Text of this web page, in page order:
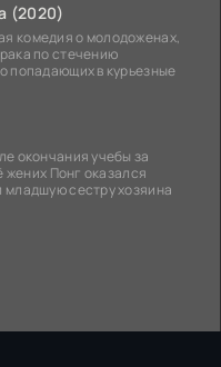
(2020)
комедия о молодоженах,
по стечению
попадающих в курьезные
окончания учебы за
жених Понг оказался
сестру хозяина